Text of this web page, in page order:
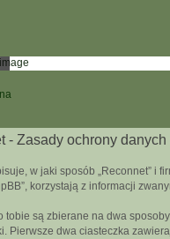
- Zasady ochrony
w jaki sposób „Reconnet” i
korzystają z informacji
tobie są zbierane na dwa
Pierwsze dwa ciasteczka